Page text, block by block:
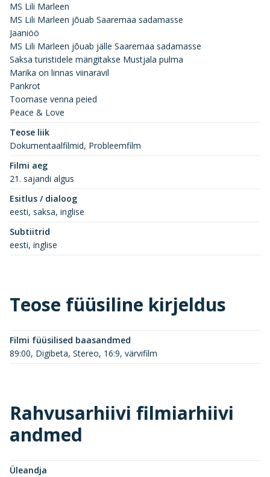
MS Lili Marleen
MS Lili Marleen jõuab Saaremaa sadamasse
Jaaniöö
MS Lili Marleen jõuab jälle Saaremaa sadamasse
Saksa turistidele mängitakse Mustjala pulma
Marika on linnas viinaravil
Pankrot
Toomase venna peied
Peace & Love
Teose liik
Dokumentaalfilmid, Probleemfilm
Filmi aeg
21. sajandi algus
Esitlus / dialoog
eesti, saksa, inglise
Subtiitrid
eesti, inglise
Teose füüsiline kirjeldus
Filmi füüsilised baasandmed
89:00, Digibeta, Stereo, 16:9, värvifilm
Rahvusarhiivi filmiarhiivi
andmed
Üleandja